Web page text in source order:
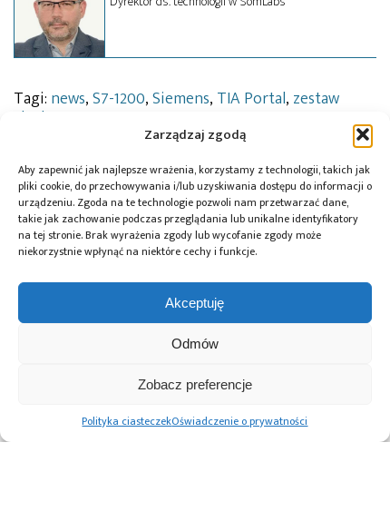
Zarządzaj zgodą
Aby zapewnić jak najlepsze wrażenia, korzystamy z technologii, takich jak
pliki cookie, do przechowywania i/lub uzyskiwania dostępu do informacji o
urządzeniu. Zgoda na te technologie pozwoli nam przetwarzać dane,
takie jak zachowanie podczas przeglądania lub unikalne identyfikatory
na tej stronie. Brak wyrażenia zgody lub wycofanie zgody może
niekorzystnie wpłynąć na niektóre cechy i funkcje.
Akceptuję
Odmów
Zobacz preferencje
Polityka ciasteczekOświadczenie o prywatności
Tagi: news,S7-1200,Siemens, TIA Portal, zestaw
startowy
Przeczytaj również:
Association
elektronicznych
Microchip i Micron
prezentują
architekturę
PCIe® Gen 6 dla AI
danych
współpracę